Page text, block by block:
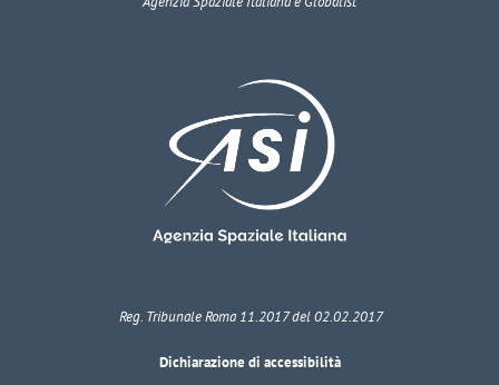
Reg. Tribunale Roma 11.2017 del 02.02.2017
Dichiarazione di accessibilità